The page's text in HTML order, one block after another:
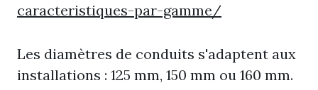
caracteristiques-par-gamme/
Les diamètres de conduits s'adaptent aux
installations : 125 mm, 150 mm ou 160 mm.